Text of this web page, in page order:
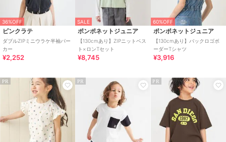
36%OFF
ピンクラテ
ダブルZIPミニウラケ半袖パー
カー
¥2,252
SALE
ポンポネットジュニア
【130cmあり】ZIPニットベス
ト×ロンTセット
¥8,745
60%OFF
ポンポネットジュニア
【130cmあり】バックロゴボ
ーダーTシャツ
¥3,916
PR PR PR